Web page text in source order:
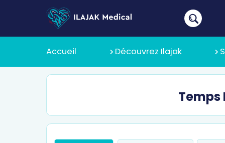
Accueil Découvrez Ilajak
À Propos
Temps